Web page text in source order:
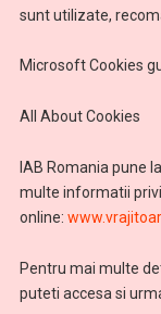
sunt utilizate,
Microsoft Cookies
All About Cookies
IAB Romania pune
multe informatii
online:
Pentru mai multe
puteti accesa si